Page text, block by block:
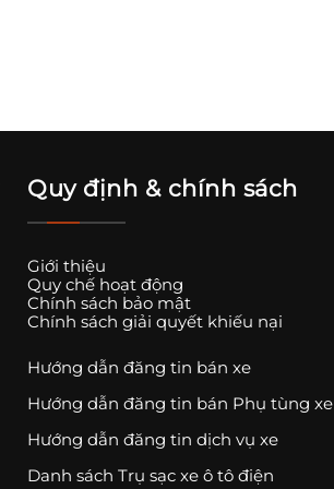
Quy định & chính sách
Giới thiệu
Quy chế hoạt động
Chính sách bảo mật
Chính sách giải quyết khiếu nại
Hướng dẫn đăng tin bán xe
Hướng dẫn đăng tin bán Phụ tùng xe
Hướng dẫn đăng tin dịch vụ xe
Danh sách Trụ sạc xe ô tô điện